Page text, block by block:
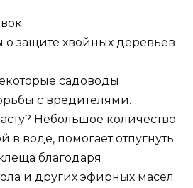
о защите хвойных деревьев
садоводы
с вредителями…
Небольшое количество
в воде, помогает отпугнуть
благодаря
и других эфирных масел.